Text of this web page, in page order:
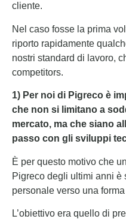
cliente.
Nel caso fosse la prima
riporto rapidamente
nostri standard di lavoro,
competitors.
1) Per noi di Pigreco è
che non si limitano a
mercato, ma che siano
passo con gli sviluppi
È per questo motivo che
Pigreco degli ultimi anni è
personale verso una
L’obiettivo era quello di